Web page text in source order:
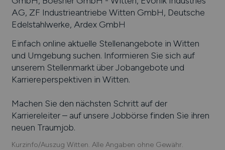
AG, ZF Industrieantriebe Witten GmbH, Deutsche
Edelstahlwerke, Ardex GmbH
Einfach online aktuelle Stellenangebote in Witten
und Umgebung suchen. Informieren Sie sich auf
unserem Stellenmarkt über Jobangebote und
Karriereperspektiven in Witten.
Machen Sie den nächsten Schritt auf der
Karriereleiter – auf unsere Jobbörse finden Sie ihren
neuen Traumjob.
Kurzinfo/Auszug Witten. Alle Angaben ohne Gewähr.